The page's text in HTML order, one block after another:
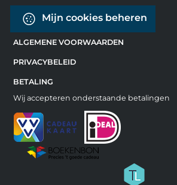
Mijn cookies beheren
ALGEMENE VOORWAARDEN
PRIVACYBELEID
BETALING
Wij accepteren onderstaande betalingen